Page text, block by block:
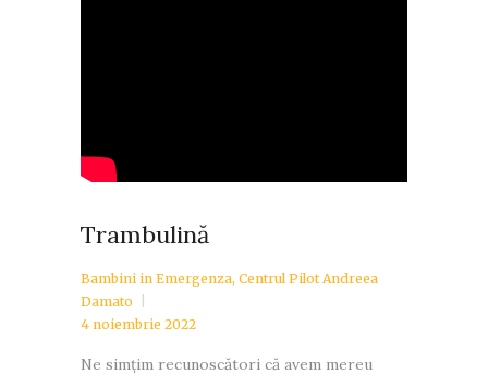
Trambulină
Bambini in Emergenza, Centrul Pilot Andreea
Damato
4 noiembrie 2022
Ne simțim recunoscători că avem mereu